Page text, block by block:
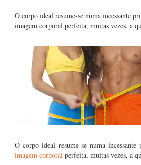
O corpo ideal resume-se numa incessante
imagem corporal perfeita, muitas vezes, a
O corpo ideal resume-se numa
imagem corporal perfeita, muitas vezes, a